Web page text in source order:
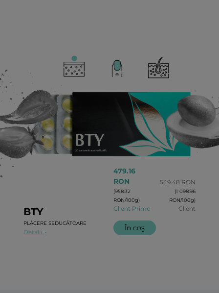
BTY
PLĂCERE SEDUCĂTOARE
Detalii
479.16
RON
(958.32
RON/100g)
Client Prime
549.48 RON
(1 098.96
RON/100g)
Client
În coş